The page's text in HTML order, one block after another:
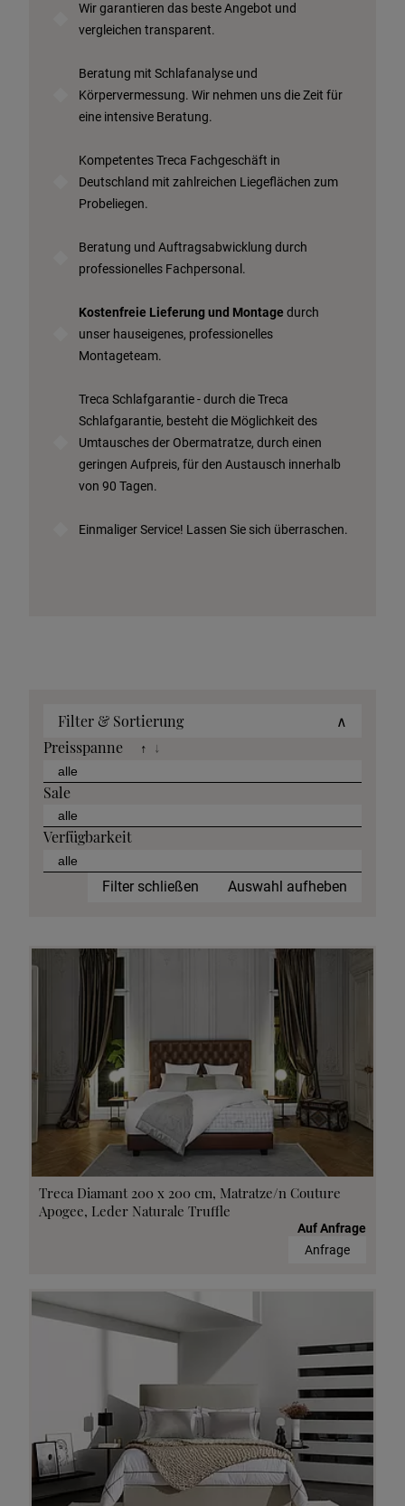
Probeschlafen im Hotel
Wir garantieren das beste Angebot und
vergleichen transparent.
Beratung mit Schlafanalyse und
Körpervermessung. Wir nehmen uns die Zeit für
eine intensive Beratung.
Kompetentes Treca Fachgeschäft in
Deutschland mit zahlreichen Liegeflächen zum
Probeliegen.
Beratung und Auftragsabwicklung durch
professionelles Fachpersonal.
Kostenfreie Lieferung und Montage durch
unser hauseigenes, professionelles
Montageteam.
Treca Schlafgarantie - durch die Treca
Schlafgarantie, besteht die Möglichkeit des
Umtausches der Obermatratze, durch einen
geringen Aufpreis, für den Austausch innerhalb
von 90 Tagen.
Einmaliger Service! Lassen Sie sich überraschen.
Filter & Sortierung
∧
Preisspanne
↑ ↓
Sale
Verfügbarkeit
Filter schließen Auswahl aufheben
Treca Diamant 200 x 200 cm, Matratze/n Couture
Apogee, Leder Naturale Truffle
Auf Anfrage
Anfrage